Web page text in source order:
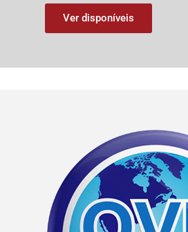
Ver disponíveis